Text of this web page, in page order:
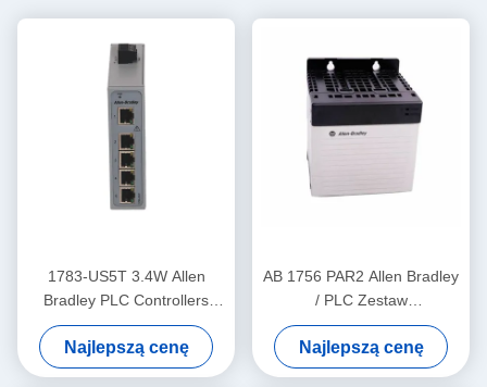
1783-US5T 3.4W Allen
Bradley PLC Controllers
Przemysłowy przełącznik
Ethernet Pięć miedzianych
portów
Najlepszą cenę
AB 1756 PAR2 Allen Bradley
/ PLC Zestaw
redundantnego zasilacza
ControlLogix
Najlepszą cenę